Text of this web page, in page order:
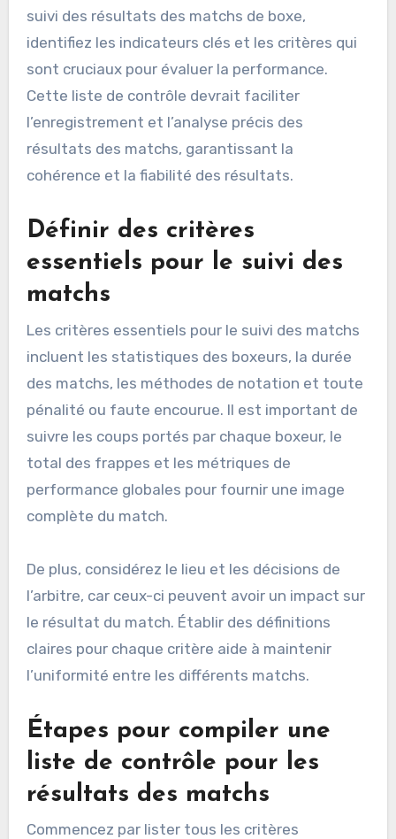
suivi des résultats des matchs de boxe,
identifiez les indicateurs clés et les critères qui
sont cruciaux pour évaluer la performance.
Cette liste de contrôle devrait faciliter
l’enregistrement et l’analyse précis des
résultats des matchs, garantissant la
cohérence et la fiabilité des résultats.
Définir des critères
essentiels pour le suivi des
matchs
Les critères essentiels pour le suivi des matchs
incluent les statistiques des boxeurs, la durée
des matchs, les méthodes de notation et toute
pénalité ou faute encourue. Il est important de
suivre les coups portés par chaque boxeur, le
total des frappes et les métriques de
performance globales pour fournir une image
complète du match.
De plus, considérez le lieu et les décisions de
l’arbitre, car ceux-ci peuvent avoir un impact sur
le résultat du match. Établir des définitions
claires pour chaque critère aide à maintenir
l’uniformité entre les différents matchs.
Étapes pour compiler une
liste de contrôle pour les
résultats des matchs
Commencez par lister tous les critères